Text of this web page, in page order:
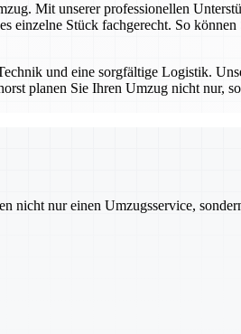
Mit unserer professionellen
Stück fachgerecht. So
und eine sorgfältige Logistik.
planen Sie Ihren Umzug nicht nur,
nur einen Umzugsservice,